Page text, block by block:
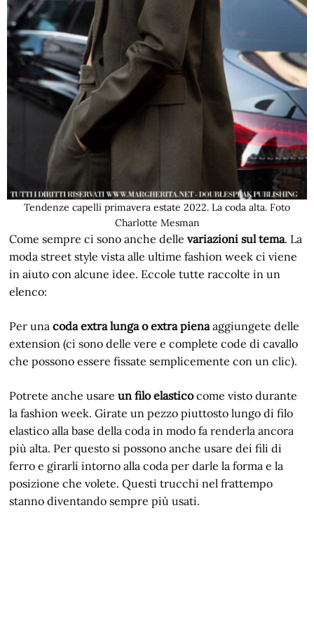
Tendenze capelli primavera estate 2022. La coda alta. Foto
Charlotte Mesman
Come sempre ci sono anche dellevariazioni sul tema. La
moda street style vista alle ultime fashion week ci viene
in aiuto con alcune idee. Eccole tutte raccolte in un
elenco:
Per unacoda extra lunga o extra pienaaggiungete delle
extension (ci sono delle vere e complete code di cavallo
che possono essere fissate semplicemente con un clic).
Potrete anche usareun filo elasticocome visto durante
la fashion week. Girate un pezzo piuttosto lungo di filo
elastico alla base della coda in modo fa renderla ancora
più alta. Per questo si possono anche usare dei fili di
ferro e girarli intorno alla coda per darle la forma e la
posizione che volete. Questi trucchi nel frattempo
stanno diventando sempre più usati.